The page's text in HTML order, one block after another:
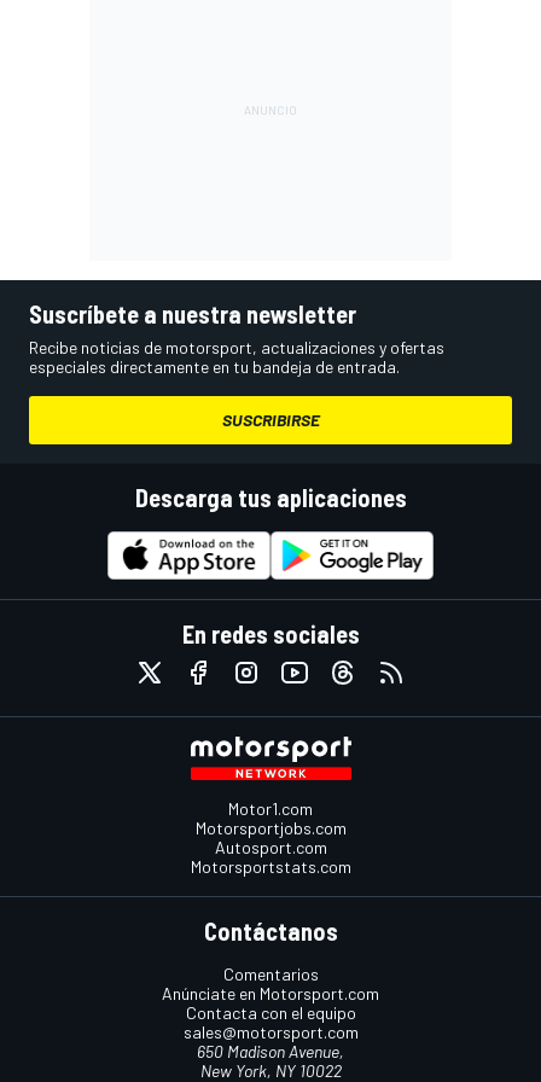
Suscríbete a nuestra newsletter
Recibe noticias de motorsport, actualizaciones y ofertas
especiales directamente en tu bandeja de entrada.
SUSCRIBIRSE
Descarga tus aplicaciones
En redes sociales
Motor1.com
Motorsportjobs.com
Autosport.com
Motorsportstats.com
Contáctanos
Comentarios
Anúnciate en Motorsport.com
Contacta con el equipo
sales@motorsport.com
650 Madison Avenue,
New York, NY 10022